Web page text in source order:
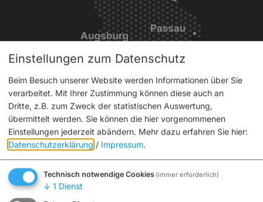
Service
Interaktiver Stadtplan
Tickets
Aktuelles
Broschüren
Für Gruppen
Einstellungen zum Datenschutz
Beim Besuch unserer Website werden Informationen über Sie
verarbeitet. Mit Ihrer Zustimmung können diese auch an
Dritte, z.B. zum Zweck der statistischen Auswertung,
übermittelt werden. Sie können die hier vorgenommenen
Einstellungen jederzeit abändern. Mehr dazu erfahren Sie hier:
Datenschutzerklärung / Impressum.
Technisch notwendige Cookies (immer erforderlich)
↓ 1 Dienst